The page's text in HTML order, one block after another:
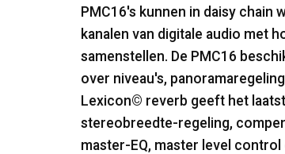
PMC16's kunnen in daisy chain
kanalen van digitale audio met
samenstellen. De PMC16
over niveau's,
Lexicon© reverb geeft het
stereobreedte-regeling,
master-EQ, master level